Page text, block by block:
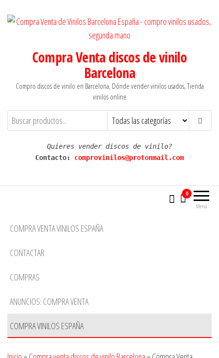
Compra Venta discos de vinilo
Barcelona
Compro discos de vinilo en Barcelona, Dónde vender vinilos usados, Tienda
vinilos online
Quieres vender discos de vinilo?
Contacto: comprovinilos@protonmail.com
Menú
0
COMPRA VENTA VINILOS ESPAÑA
CONTACTAR
COMPRAS
ANUNCIOS: COMPRA VENTA
COMPRA VINILOS ESPAÑA